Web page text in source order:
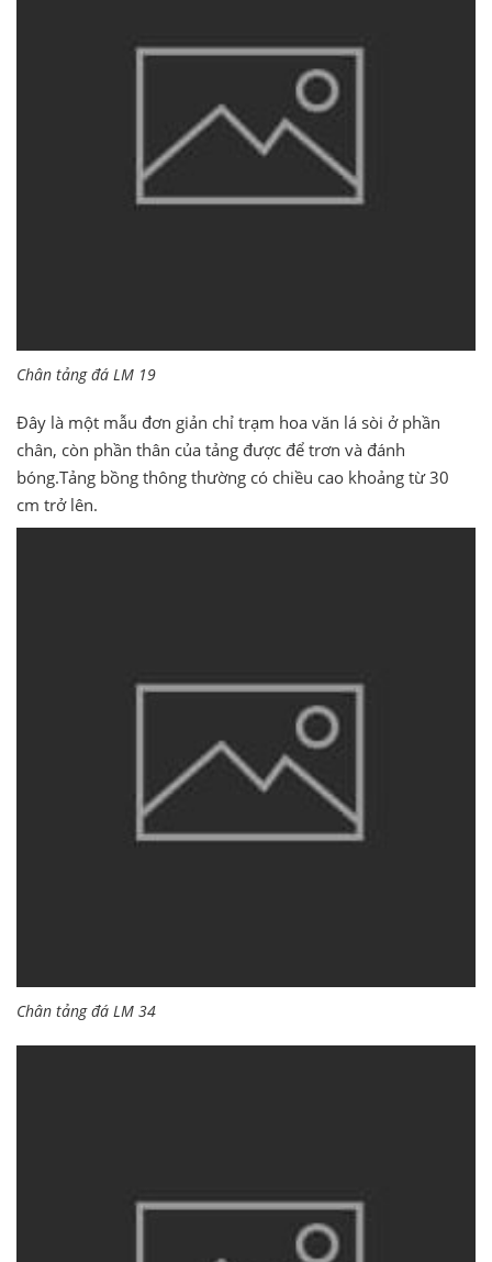
Chân tảng đá LM 19
Đây là một mẫu đơn giản chỉ trạm hoa văn lá sòi ở phần
chân, còn phần thân của tảng được để trơn và đánh
bóng.Tảng bồng thông thường có chiều cao khoảng từ 30
cm trở lên.
Chân tảng đá LM 34